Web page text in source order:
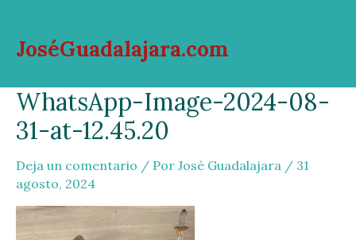
contenido
JoséGuadalajara.com
WhatsApp-Image-2024-08-
31-at-12.45.20
Deja un comentario / Por José Guadalajara / 31
agosto, 2024